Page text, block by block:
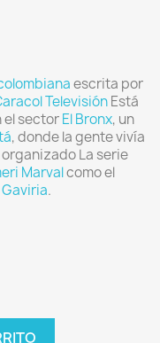
escrita por
TelevisiónEstá
el sectorEl Bronx, un
, donde la gente vivía
La serie
Marvalcomo el
.